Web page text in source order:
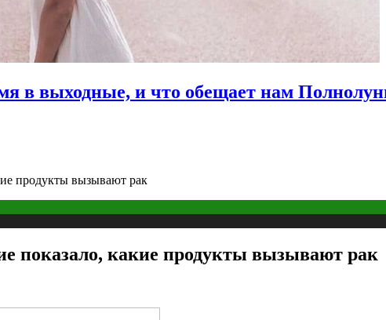
в выходные, и что обещает нам
продукты вызывают рак
показало, какие продукты вызывают рак